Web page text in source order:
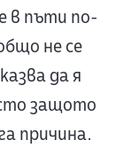
в пъти по-
не се
да я
защото
причина.